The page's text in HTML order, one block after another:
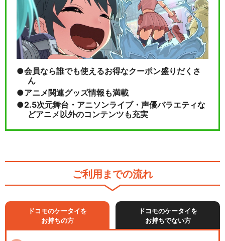
会員なら誰でも使えるお得なクーポン盛りだくさ
ん
アニメ関連グッズ情報も満載
2.5次元舞台・アニソンライブ・声優バラエティな
どアニメ以外のコンテンツも充実
ご利用までの流れ
ドコモのケータイを
お持ちの方
ドコモのケータイを
お持ちでない方